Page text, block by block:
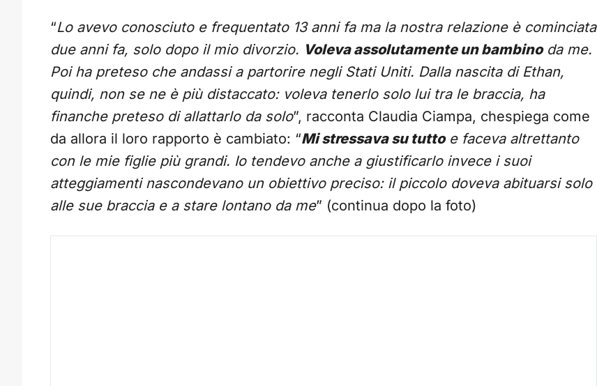
“Lo avevo conosciuto e frequentato 13 anni fa ma la nostra relazione è cominciata
due anni fa, solo dopo il mio divorzio. Voleva assolutamente un bambinoda me.
Poi ha preteso che andassi a partorire negli Stati Uniti. Dalla nascita di Ethan,
quindi, non se ne è più distaccato: voleva tenerlo solo lui tra le braccia, ha
finanche preteso di allattarlo da solo”, racconta Claudia Ciampa, chespiega come
da allora il loro rapporto è cambiato: “Mi stressava su tuttoe faceva altrettanto
con le mie figlie più grandi. Io tendevo anche a giustificarlo invece i suoi
atteggiamenti nascondevano un obiettivo preciso: il piccolo doveva abituarsi solo
alle sue braccia e a stare lontano da me” (continua dopo la foto)